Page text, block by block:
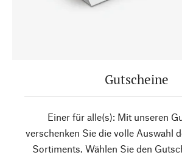
Gutscheine
Einer für alle(s): Mit unseren
verschenken Sie die volle Auswahl
Sortiments. Wählen Sie den